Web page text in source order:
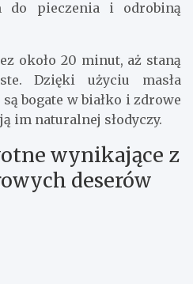
życia z pysznymi
są nie tylko wegańskie,
wystarczy wymieszać
orzechowym, mąką
do pieczenia i odrobiną
około 20 minut, aż staną
Dzięki użyciu masła